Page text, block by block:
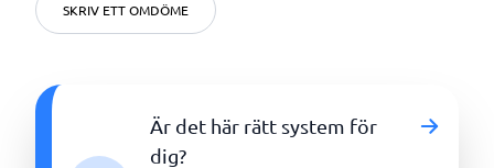
SKRIV ETT OMDÖME
Är det här rätt system för
dig?